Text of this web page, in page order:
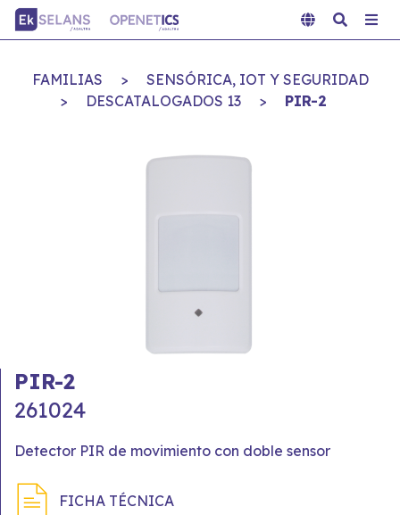
FAMILIAS >
SENSÓRICA, IOT Y SEGURIDAD
>
DESCATALOGADOS 13 > PIR-2
PIR-2
261024
Detector PIR de movimiento con doble sensor
FICHA TÉCNICA